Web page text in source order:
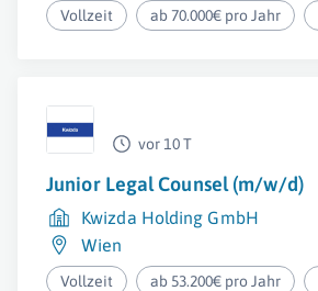
Vollzeit ab 70.000€ pro Jahr
vor 10 T
Junior Legal Counsel (m/w/d)
Kwizda Holding GmbH
Wien
Vollzeit ab 53.200€ pro Jahr